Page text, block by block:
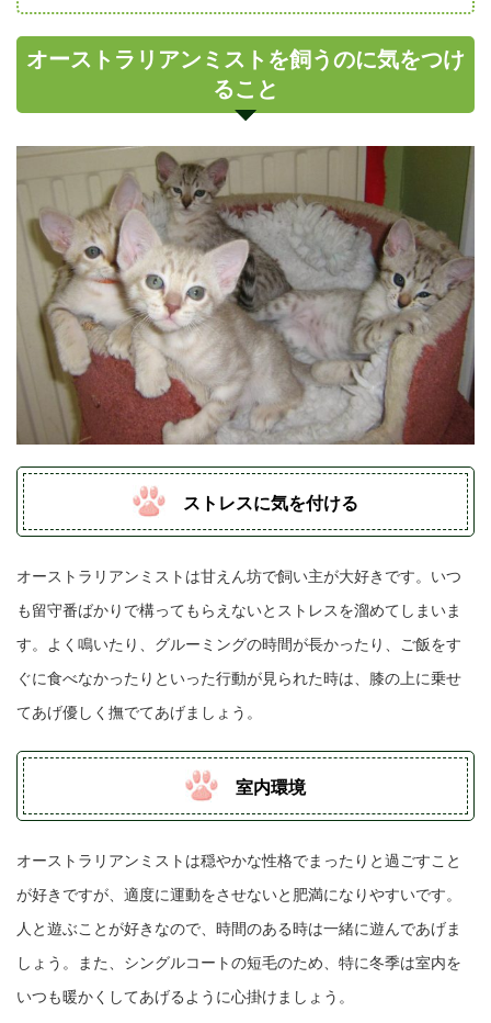
オーストラリアンミストを飼うのに気をつけ
ること
ストレスに気を付ける
オーストラリアンミストは甘えん坊で飼い主が大好きです。いつ
も留守番ばかりで構ってもらえないとストレスを溜めてしまいま
す。よく鳴いたり、グルーミングの時間が長かったり、ご飯をす
ぐに食べなかったりといった行動が見られた時は、膝の上に乗せ
てあげ優しく撫でてあげましょう。
室内環境
オーストラリアンミストは穏やかな性格でまったりと過ごすこと
が好きですが、適度に運動をさせないと肥満になりやすいです。
人と遊ぶことが好きなので、時間のある時は一緒に遊んであげま
しょう。また、シングルコートの短毛のため、特に冬季は室内を
いつも暖かくしてあげるように心掛けましょう。